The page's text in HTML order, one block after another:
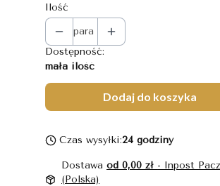
Ilość
para
Dostępność:
mała ilość
Dodaj do koszyka
Czas wysyłki:24 godziny
Dostawaod 0,00 zł - Inpost
(Polska)